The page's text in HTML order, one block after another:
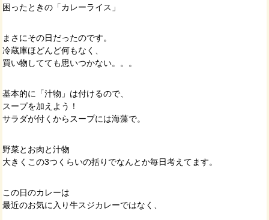
困ったときの「カレーライス」
まさにその日だったのです。
冷蔵庫ほどんど何もなく、
買い物してても思いつかない。。。
基本的に「汁物」は付けるので、
スープを加えよう！
サラダが付くからスープには海藻で。
野菜とお肉と汁物
大きくこの3つくらいの括りでなんとか毎日考えてます。
この日のカレーは
最近のお気に入り牛スジカレーではなく、